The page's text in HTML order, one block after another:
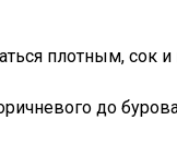
плотным, сок
до